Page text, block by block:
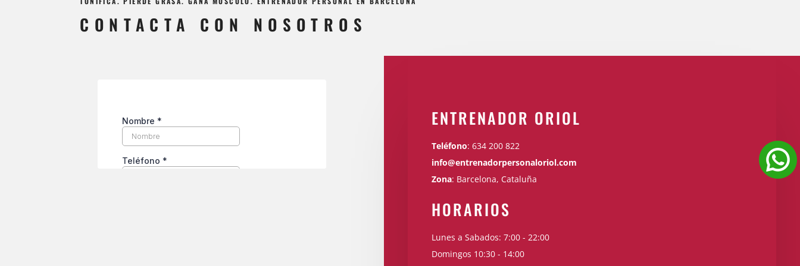
CONTACTA CON NOSOTROS
ENTRENADOR ORIOL
Teléfono: 634 200 822
info@entrenadorpersonaloriol.com
Zona: Barcelona, Cataluña
HORARIOS
Lunes a Sabados: 7:00 - 22:00
Domingos 10:30 - 14:00